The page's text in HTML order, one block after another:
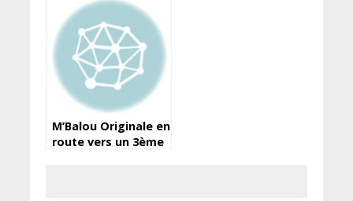
dévoilé.
M’Balou Originale en
route vers un 3ème